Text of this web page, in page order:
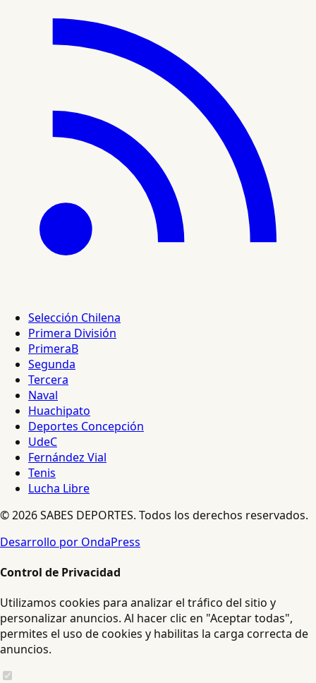
Selección Chilena
Primera División
PrimeraB
Segunda
Tercera
Naval
Huachipato
Deportes Concepción
UdeC
Fernández Vial
Tenis
Lucha Libre
© 2026 SABES DEPORTES. Todos los derechos reservados.
Desarrollo por OndaPress
Control de Privacidad
Utilizamos cookies para analizar el tráfico del sitio y
personalizar anuncios. Al hacer clic en "Aceptar todas",
permites el uso de cookies y habilitas la carga correcta de
anuncios.